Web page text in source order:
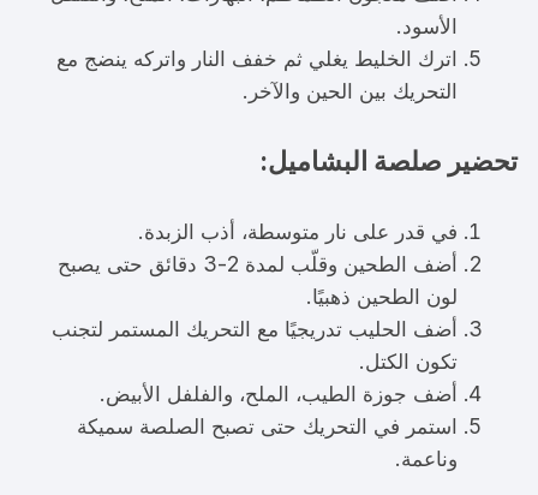
الأسود.
اترك الخليط يغلي ثم خفف النار واتركه ينضج مع
التحريك بين الحين والآخر.
تحضير صلصة البشاميل:
في قدر على نار متوسطة، أذب الزبدة.
أضف الطحين وقلّب لمدة 2-3 دقائق حتى يصبح
لون الطحين ذهبيًا.
أضف الحليب تدريجيًا مع التحريك المستمر لتجنب
تكون الكتل.
أضف جوزة الطيب، الملح، والفلفل الأبيض.
استمر في التحريك حتى تصبح الصلصة سميكة
وناعمة.